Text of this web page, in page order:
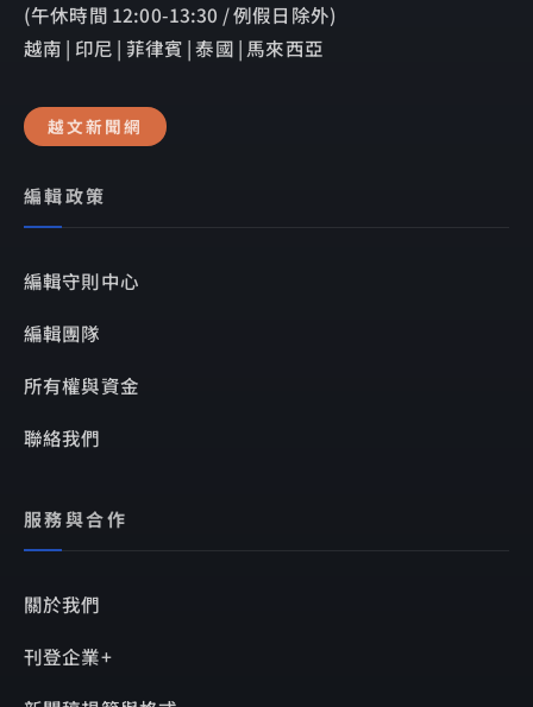
(午休時間 12:00-13:30 / 例假日除外)
越南 | 印尼 | 菲律賓 | 泰國 | 馬來西亞
越文新聞網
編輯政策
編輯守則中心
編輯團隊
所有權與資金
聯絡我們
服務與合作
關於我們
刊登企業+